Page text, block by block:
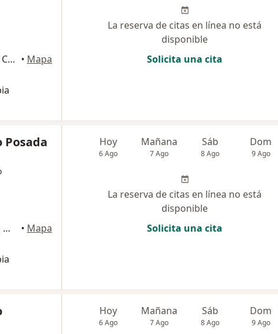
Cll. 54 # 26-66 MédicosInternistas de Caldas, Manizales • Mapa
La reserva de citas en línea no está
disponible
Solicita una cita
Posada
Cra. 23 Cll. 46 Clinica LaPresentación, Manizales • Mapa
Hoy
6 Ago
Mañana
7 Ago
Sáb
8 Ago
Dom
9 Ago
La reserva de citas en línea no está
disponible
Solicita una cita
Hoy
6 Ago
Mañana
7 Ago
Sáb
8 Ago
Dom
9 Ago